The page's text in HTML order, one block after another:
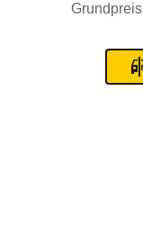
Grundpreis